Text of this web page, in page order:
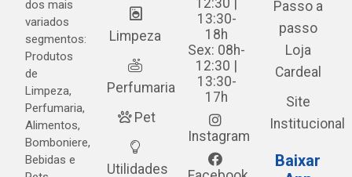
dos mais
variados
segmentos:
Produtos
de
Limpeza,
Perfumaria,
Alimentos,
Bomboniere,
Bebidas e
Limpeza
Perfumaria
Pet
Utilidades
12:30 |
13:30-
18h
Sex: 08h-
12:30 |
13:30-
17h
Instagram
Passo a
passo
Loja
Cardeal
Site
Institucional
Baixar